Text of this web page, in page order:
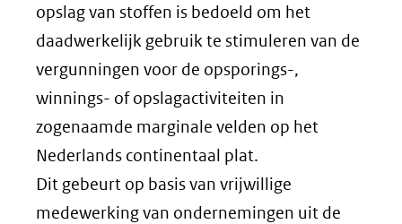
opslag van stoffen is bedoeld om het
daadwerkelijk gebruik te stimuleren van de
vergunningen voor de opsporings-,
winnings- of opslagactiviteiten in
zogenaamde marginale velden op het
Nederlands continentaal plat.
Dit gebeurt op basis van vrijwillige
medewerking van ondernemingen uit de